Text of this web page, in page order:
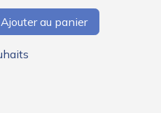
Ajouter au panier